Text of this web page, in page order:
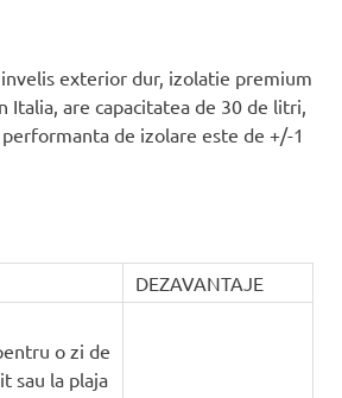
exterior dur, izolatie premium
Italia, are capacitatea de 30 de litri,
de izolare este de +/-1
DEZAVANTAJE
o zi de
sau la plaja